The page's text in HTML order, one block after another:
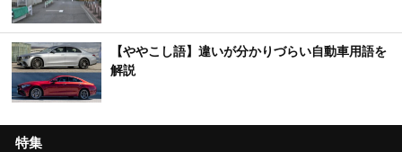
【ややこし語】違いが分かりづらい自動車用語を
解説
特集